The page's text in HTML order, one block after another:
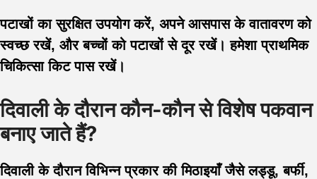
पटाखों का सुरक्षित उपयोग करें, अपने आसपास के वातावरण को
स्वच्छ रखें, और बच्चों को पटाखों से दूर रखें। हमेशा प्राथमिक
चिकित्सा किट पास रखें।
दिवाली के दौरान कौन-कौन से विशेष पकवान
बनाए जाते हैं?
दिवाली के दौरान विभिन्न प्रकार की मिठाइयाँ जैसे लड्डू, बर्फी,